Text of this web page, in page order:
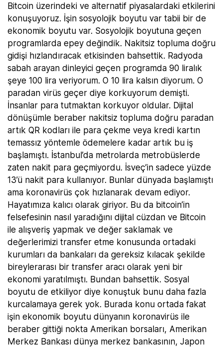
Bitcoin üzerindeki ve alternatif piyasalardaki etkilerini
konuşuyoruz. İşin sosyolojik boyutu var tabii bir de
ekonomik boyutu var. Sosyolojik boyutuna geçen
programlarda epey değindik. Nakitsiz topluma doğru
gidişi hızlandıracak etkisinden bahsettik. Radyoda
sabah arayan dinleyici geçen programda 90 liralık
şeye 100 lira veriyorum. O 10 lira kalsın diyorum. O
paradan virüs geçer diye korkuyorum demişti.
İnsanlar para tutmaktan korkuyor oldular. Dijital
dönüşümle beraber nakitsiz topluma doğru paradan
artık QR kodları ile para çekme veya kredi kartın
temassız yöntemle ödemelere kadar artık bu iş
başlamıştı. İstanbul’da metrolarda metrobüslerde
zaten nakit para geçmiyordu. İsveç’in sadece yüzde
13’ü nakit para kullanıyor. Bunlar dünyada başlamıştı
ama koronavirüs çok hızlanarak devam ediyor.
Hayatımıza kalıcı olarak giriyor. Bu da bitcoin’in
felsefesinin nasıl yaradığını dijital cüzdan ve Bitcoin
ile alışveriş yapmak ve değer saklamak ve
değerlerimizi transfer etme konusunda ortadaki
kurumları da bankaları da gereksiz kılacak şekilde
bireylerarası bir transfer aracı olarak yeni bir
ekonomi yaratılmıştı. Bundan bahsettik. Sosyal
boyutu de etkiliyor diye konuştuk bunu daha fazla
kurcalamaya gerek yok. Burada konu ortada fakat
işin ekonomik boyutu dünyanın koronavirüs ile
beraber gittiği nokta Amerikan borsaları, Amerikan
Merkez Bankası dünya merkez bankasının, Japon